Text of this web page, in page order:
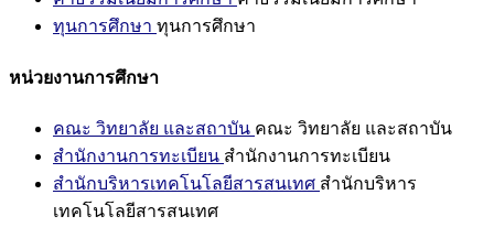
ทุนการศึกษา ทุนการศึกษา
หน่วยงานการศึกษา
คณะ วิทยาลัย และสถาบัน คณะ วิทยาลัย และสถาบัน
สำนักงานการทะเบียน สำนักงานการทะเบียน
สำนักบริหารเทคโนโลยีสารสนเทศ สำนักบริหาร
เทคโนโลยีสารสนเทศ